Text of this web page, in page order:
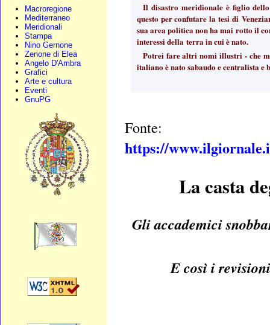
Macroregione
Mediterraneo
Meridionali
Stampa
Nino Gernone
Zenone di Elea
Angelo D'Ambra
Grafici
Arte e cultura
Eventi
GnuPG
Il disastro meridionale è figlio
questo per confutare la tesi di
sua area politica non ha mai rotto il
interessi della terra in cui è nato.
Potrei fare altri nomi illustri - che
italiano è nato sabaudo e centralista e
Fonte:
https://
La casta
Gli accademici
E così i